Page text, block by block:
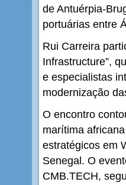
de Antuérpia-
portuárias entre
Rui Carreira
Infrastructure”,
e especialistas
modernização
O encontro
marítima
estratégicos em
Senegal. O
CMB.TECH,